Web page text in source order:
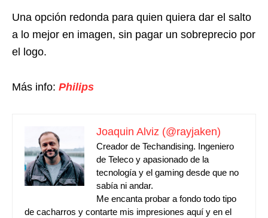
Una opción redonda para quien quiera dar el salto
a lo mejor en imagen, sin pagar un sobreprecio por
el logo.
Más info: Philips
Joaquin Alviz (@rayjaken)
Creador de Techandising. Ingeniero
de Teleco y apasionado de la
tecnología y el gaming desde que no
sabía ni andar.
Me encanta probar a fondo todo tipo
de cacharros y contarte mis impresiones aquí y en el